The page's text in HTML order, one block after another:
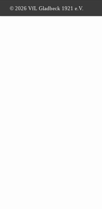
© 2026 VfL Gladbeck 1921 e.V.